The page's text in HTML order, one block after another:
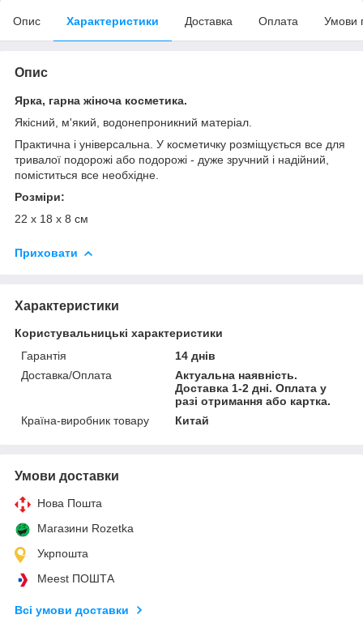
Опис Характеристики Доставка Оплата Умови
Опис
Ярка, гарна жіноча косметика.
Якісний, м'який, водонепроникний матеріал.
Практична і універсальна. У косметичку розміщується все для
тривалої подорожі або подорожі - дуже зручний і надійний,
поміститься все необхідне.
Розміри:
22 x 18 x 8 см
Приховати
Характеристики
Користувальницькі характеристики
Гарантія
14 днів
Доставка/Оплата
Актуальна наявність.
Доставка 1-2 дні. Оплата у
разі отримання або картка.
Країна-виробник товару
Китай
Умови доставки
Нова Пошта
Магазини Rozetka
Укрпошта
Meest ПОШТА
Всі умови доставки